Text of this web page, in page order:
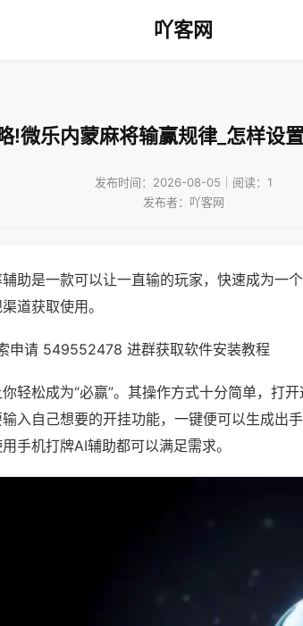
吖客网
!微乐内蒙麻将输赢规律_怎样设
发布时间：2026-08-05｜阅读：1
发布者：吖客网
助是一款可以让一直输的玩家，快速成为一
道获取使用。
申请 549552478 进群获取软件安装教程
轻松成为“必赢”。其操作方式十分简单，打
入自己想要的开挂功能，一键便可以生成出
手机打牌AI辅助都可以满足需求。